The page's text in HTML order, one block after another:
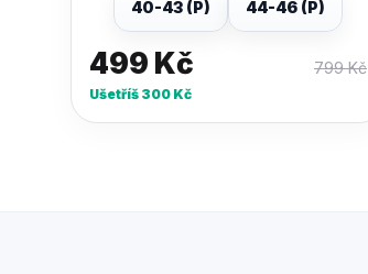
40-43 (P) 44-46 (P)
499 Kč 799Kč
Ušetříš 300 Kč